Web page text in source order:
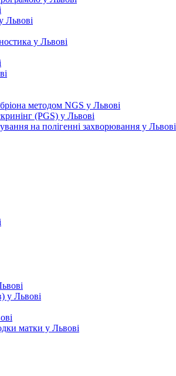
Львові
у Львові
методом NGS у Львові
(PGS) у Львові
на полігенні захворювання у Львові
у Львові
матки у Львові